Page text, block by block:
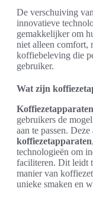
De verschuiving
innovatieve
gemakkelijker om
niet alleen comfort,
koffiebeleving die
gebruiker.
Wat zijn
gebruikers de
aan te passen.
koffiezetapparaten
technologieën om
faciliteren. Dit leidt
manier van
unieke smaken en